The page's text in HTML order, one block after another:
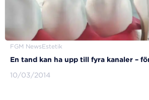
FGM News Estetik
En tand kan ha upp till fyra kanaler –
10/03/2014